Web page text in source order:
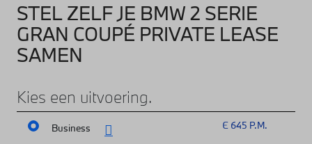
STEL ZELF JE BMW 2 SERIE
GRAN COUPÉ PRIVATE LEASE
SAMEN